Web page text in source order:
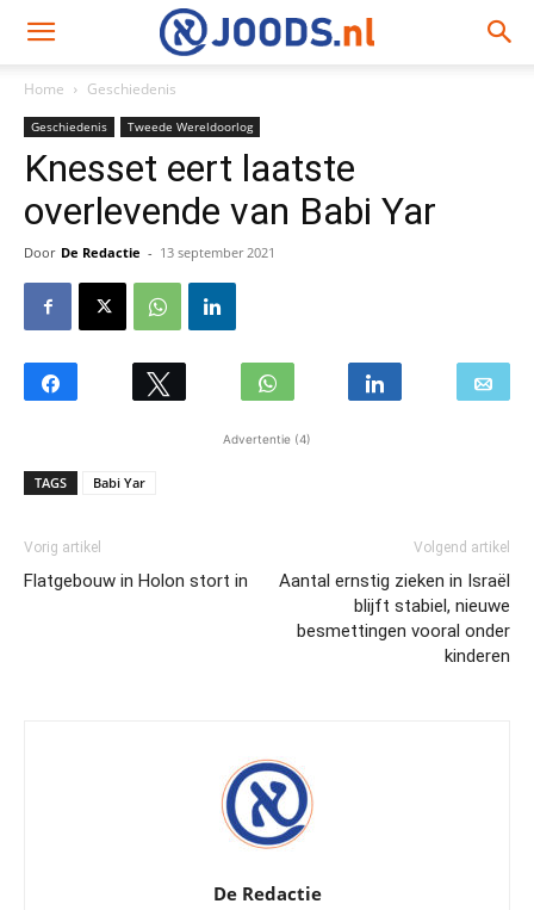
Home Geschiedenis
Geschiedenis Tweede Wereldoorlog
Knesset eert laatste
overlevende van Babi Yar
Door De Redactie - 13 september 2021
Advertentie (4)
TAGS Babi Yar
Vorig artikel
Flatgebouw in Holon stort in
Volgend artikel
Aantal ernstig zieken in Israël
blijft stabiel, nieuwe
besmettingen vooral onder
kinderen
De Redactie